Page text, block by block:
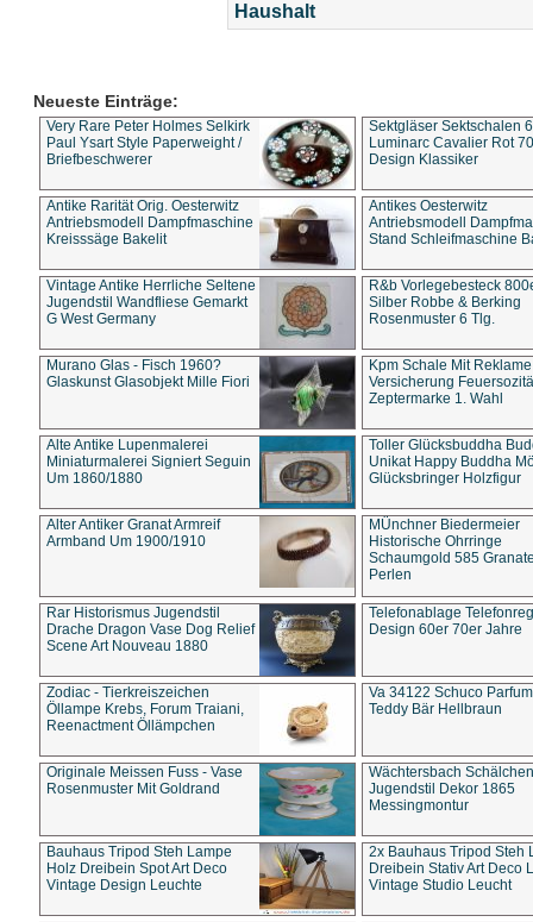
Haushalt
Neueste Einträge:
Very Rare Peter Holmes Selkirk
Paul Ysart Style Paperweight /
Briefbeschwerer
Sektgläser Sektschalen
Luminarc Cavalier Rot
Design Klassiker
Antike Rarität Orig. Oesterwitz
Antriebsmodell Dampfmaschine
Kreisssäge Bakelit
Antikes Oesterwitz
Antriebsmodell
Stand Schleifmaschine
Vintage Antike Herrliche Seltene
Jugendstil Wandfliese Gemarkt
G West Germany
R&b Vorlegebesteck
Silber Robbe & Berking
Rosenmuster 6 Tlg.
Murano Glas - Fisch 1960?
Glaskunst Glasobjekt Mille Fiori
Kpm Schale Mit Reklame
Versicherung
Zeptermarke 1. Wahl
Alte Antike Lupenmalerei
Miniaturmalerei Signiert Seguin
Um 1860/1880
Toller Glücksbuddha
Unikat Happy Buddha
Glücksbringer Holzfigur
Alter Antiker Granat Armreif
Armband Um 1900/1910
MÜnchner Biedermeier
Historische Ohrringe
Schaumgold 585
Perlen
Rar Historismus Jugendstil
Drache Dragon Vase Dog Relief
Scene Art Nouveau 1880
Telefonablage
Design 60er 70er Jahre
Zodiac - Tierkreiszeichen
Öllampe Krebs, Forum Traiani,
Reenactment Öllämpchen
Va 34122 Schuco
Teddy Bär Hellbraun
Originale Meissen Fuss - Vase
Rosenmuster Mit Goldrand
Wächtersbach Schälchen
Jugendstil Dekor 1865
Messingmontur
Bauhaus Tripod Steh Lampe
Holz Dreibein Spot Art Deco
Vintage Design Leuchte
2x Bauhaus Tripod Steh
Dreibein Stativ Art Deco
Vintage Studio Leucht